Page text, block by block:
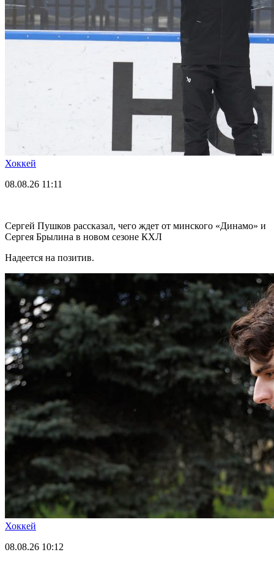
Хоккей
08.08.26 11:11
Сергей Пушков рассказал, чего ждет от минского «Динамо» и
Сергея Брылина в новом сезоне КХЛ
Надеется на позитив.
Хоккей
08.08.26 10:12